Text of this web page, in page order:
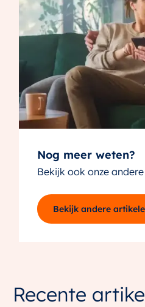
Nog meer weten?
Bekijk ook onze
Bekijk andere
Recente